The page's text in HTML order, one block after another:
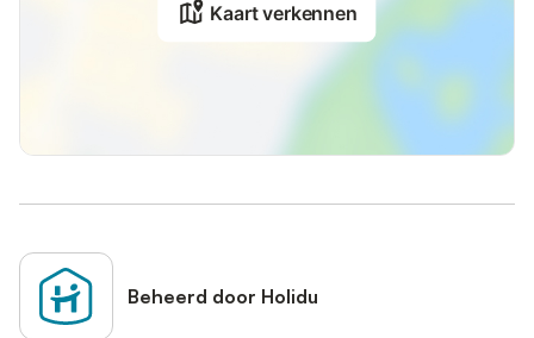
Kaart verkennen
Beheerd door Holidu